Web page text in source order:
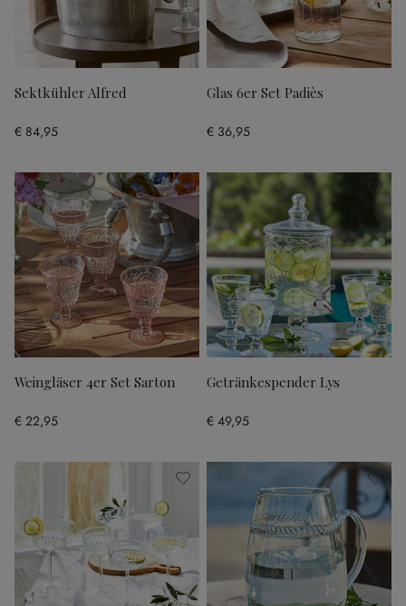
Sektkühler Alfred
€ 84,95
Glas 6er Set Padiès
€ 36,95
Weingläser 4er Set Sarton
€ 22,95
Getränkespender Lys
€ 49,95